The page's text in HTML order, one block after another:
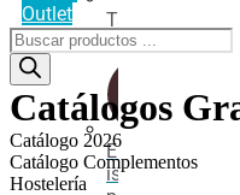
Tarrina
industrial
Envases
isotérmicos
Outlet
Búsqueda
de
productos
Catálogos
Catálogo 2026
Catálogo Complementos
Hostelería